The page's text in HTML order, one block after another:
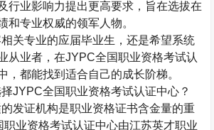
行业影响力提出更高要求，旨在选拔在
和专业权威的领军人物。
关专业的应届毕业生，还是希望系统
从业者，在JYPC全国职业资格考试认
，都能找到适合自己的成长阶梯。
JYPC全国职业资格考试认证中心？
发证机构是职业资格证书含金量的重
职业资格考试认证中心由江苏英才职业